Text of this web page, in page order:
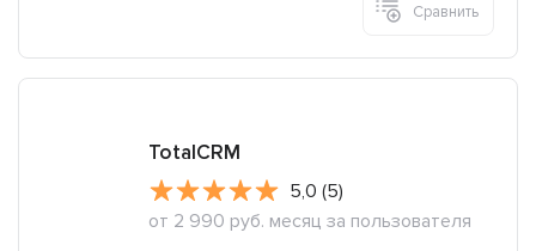
Сравнить
TotalCRM
5,0 (5)
от 2 990 руб. месяц за пользователя